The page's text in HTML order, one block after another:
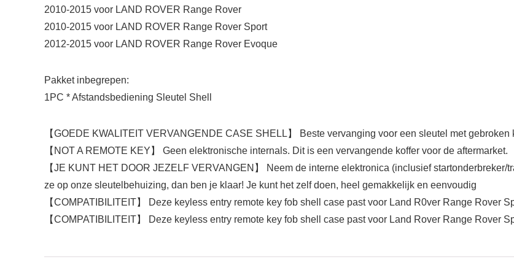
2010-2015 voor LAND ROVER Range Rover
2010-2015 voor LAND ROVER Range Rover Sport
2012-2015 voor LAND ROVER Range Rover Evoque
Pakket inbegrepen:
1PC * Afstandsbediening Sleutel Shell
【GOEDE KWALITEIT VERVANGENDE CASE SHELL】 Beste vervanging voor een sleutel met
【NOT A REMOTE KEY】 Geen elektronische internals. Dit is een vervangende koffer voor de aftermarket.
【JE KUNT HET DOOR JEZELF VERVANGEN】 Neem de interne elektronica (inclusief
ze op onze sleutelbehuizing, dan ben je klaar! Je kunt het zelf doen, heel gemakkelijk en eenvoudig
【COMPATIBILITEIT】 Deze keyless entry remote key fob shell case past voor Land R0ver Range Rover
【COMPATIBILITEIT】 Deze keyless entry remote key fob shell case past voor Land Rover Range Rover